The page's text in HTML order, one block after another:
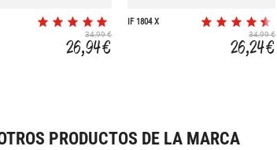
34,99 €
26,94 €
IF 1804 X
34,99 €
26,24 €
PRODUCTOS DE LA MARCA